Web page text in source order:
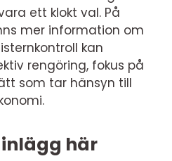
ett klokt val. På
mer information om
kan
rengöring, fokus på
som tar hänsyn till
inlägg här